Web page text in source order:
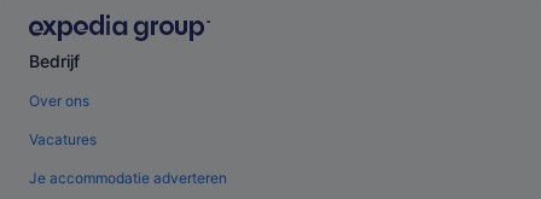
Bedrijf
Over ons
Vacatures
Je accommodatie adverteren